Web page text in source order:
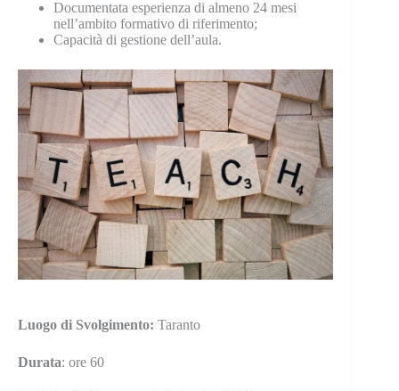
Documentata esperienza di almeno 24 mesi
nell’ambito formativo di riferimento;
Capacità di gestione dell’aula.
Luogo di Svolgimento: Taranto
Durata: ore 60